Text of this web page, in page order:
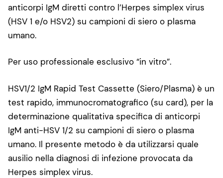
anticorpi IgM diretti contro l’Herpes simplex virus
(HSV 1 e/o HSV2) su campioni di siero o plasma
umano.
Per uso professionale esclusivo “in vitro”.
HSV1/2 IgM Rapid Test Cassette (Siero/Plasma) è un
test rapido, immunocromatografico (su card), per la
determinazione qualitativa specifica di anticorpi
IgM anti-HSV 1/2 su campioni di siero o plasma
umano. Il presente metodo è da utilizzarsi quale
ausilio nella diagnosi di infezione provocata da
Herpes simplex virus.